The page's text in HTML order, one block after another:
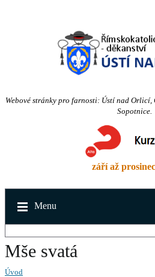
Webové stránky pro farnosti: Ústí nad Orlicí,
Sopotnice.
září až
Menu
Mše svatá
Úvod